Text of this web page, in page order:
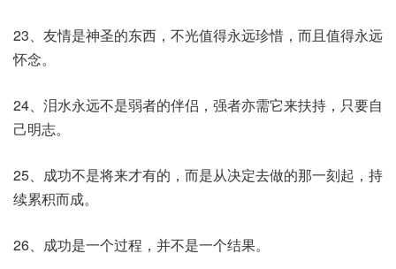
23、友情是神圣的东西，不光值得永远珍惜，而且值得永远
怀念。
24、泪水永远不是弱者的伴侣，强者亦需它来扶持，只要自
己明志。
25、成功不是将来才有的，而是从决定去做的那一刻起，持
续累积而成。
26、成功是一个过程，并不是一个结果。